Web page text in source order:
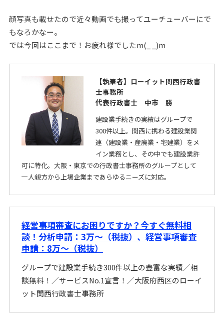
顔写真も載せたので近々動画でも撮ってユーチューバーにで
もなろかなー。
では今回はここまで！お疲れ様でしたm(_ _)m
【執筆者】ローイット関西行政書
士事務所
代表行政書士 中市 勝
建設業手続きの実績はグループで
300件以上。関西に携わる建設業関
連（建設業・産廃業・宅建業）をメ
イン業務とし、その中でも建設業許
可に特化。大阪・東京での行政書士事務所のグループとして
一人親方から上場企業まであらゆるニーズに対応。
経営事項審査にお困りですか？今すぐ無料相
談！分析申請：3万〜（税抜）、経営事項審査
申請：8万〜（税抜）
グループで建設業手続き300件以上の豊富な実績／相
談無料！／サービスNo.1宣言！／大阪府西区のローイ
ット関西行政書士事務所